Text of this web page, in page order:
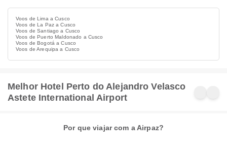
Voos de Lima a Cusco
Voos de La Paz a Cusco
Voos de Santiago a Cusco
Voos de Puerto Maldonado a Cusco
Voos de Bogotá a Cusco
Voos de Arequipa a Cusco
Melhor Hotel Perto do Alejandro Velasco
Astete International Airport
Por que viajar com a Airpaz?